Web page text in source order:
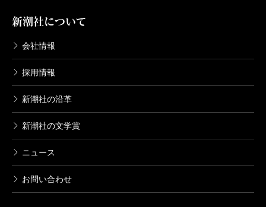
新潮社について
会社情報
採用情報
新潮社の沿革
新潮社の文学賞
ニュース
お問い合わせ